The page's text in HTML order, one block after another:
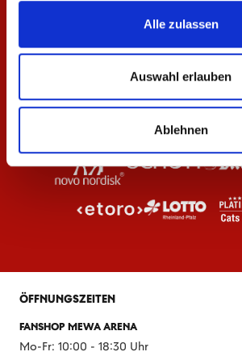
Alle zulassen
Auswahl erlauben
Ablehnen
ÖFFNUNGSZEITEN
FANSHOP MEWA ARENA
Mo-Fr: 10:00 - 18:30 Uhr